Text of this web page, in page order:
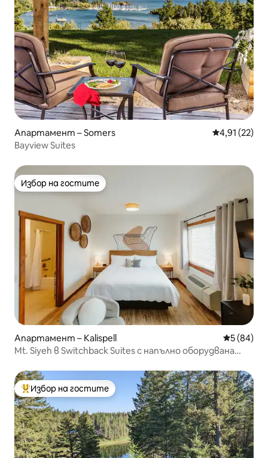
Апартамент – Somers Средна
4,91 (22)
Bayview Suites
Избор на гостите
Избор на гостите
Апартамент – Kalispell Средна
5 (84)
Mt. Siyeh в Switchback Suites с напълно оборудвана
Най-популярен избор на гостите
Избор на гостите